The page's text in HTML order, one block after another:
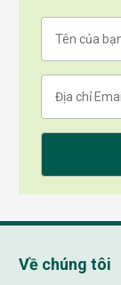
Về chúng tôi